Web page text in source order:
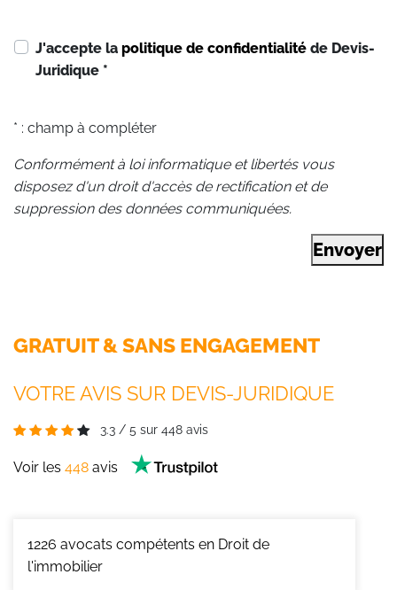
J'accepte la politique de confidentialité de Devis-
Juridique *
* : champ à compléter
Conformément à loi informatique et libertés vous
disposez d'un droit d'accès de rectification et de
suppression des données communiquées.
Envoyer
GRATUIT & SANS ENGAGEMENT
VOTRE AVIS SUR DEVIS-JURIDIQUE
3.3 / 5 sur 448 avis
Voir les 448 avis
1226 avocats compétents en Droit de
l'immobilier